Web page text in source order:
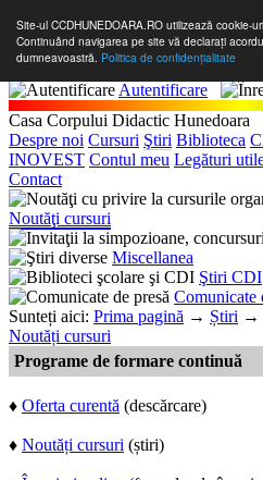
Site-ul CCDHUNEDOARA.RO utilizează cookie-
Continuând navigarea pe site vă declarați
dumneavoastră. Politica de confidențialitate
Autentificare
Casa Corpului Didactic Hunedoara
Despre noi Cursuri Ştiri Biblioteca
INOVEST Contul meu Legături
Contact
Noutăţi cursuri
Miscellanea
Ştiri CDI
Comunicate
Sunteți aici: Prima pagină → Știri →
Noutăți cursuri
Programe de formare continuă
♦ Oferta curentă (descărcare)
♦ Noutăți cursuri (știri)